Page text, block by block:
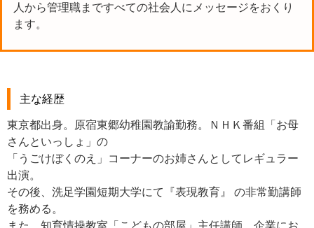
人から管理職まですべての社会人にメッセージをおくり
ます。
主な経歴
東京都出身。原宿東郷幼稚園教諭勤務。ＮＨＫ番組「お母
さんといっしょ」の
「うごけぼくのえ」コーナーのお姉さんとしてレギュラー
出演。
その後、洗足学園短期大学にて『表現教育』 の非常勤講師
を務める。